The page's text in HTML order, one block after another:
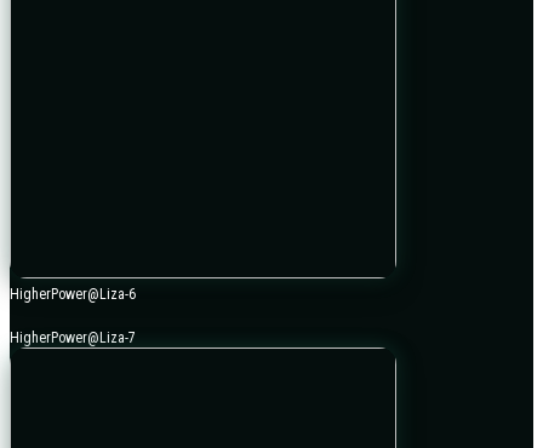
HigherPower@Liza-6
HigherPower@Liza-7